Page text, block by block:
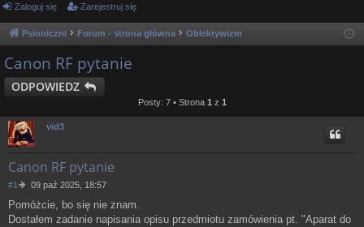
ce
…
ej
Zaloguj się Zarejestruj się
Psioniczni Forum - strona główna Obiektywizm
Canon RF pytanie
ODPOWIEDZ
Posty: 7 • Strona 1 z 1
vid3
Canon RF pytanie
#1
P
s
t
09 paź 2025, 18:57
Pomóżcie, bo się nie znam.
Dostałem zadanie napisania opisu przedmiotu zamówienia pt. "Aparat do